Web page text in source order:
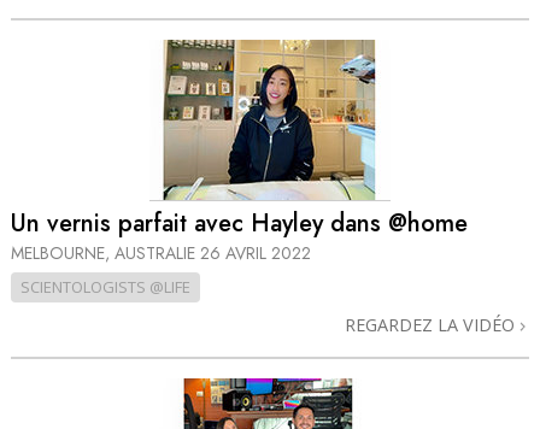
Un vernis parfait avec Hayley dans @home
MELBOURNE, AUSTRALIE 26 AVRIL 2022
SCIENTOLOGISTS @LIFE
REGARDEZ LA VIDÉO